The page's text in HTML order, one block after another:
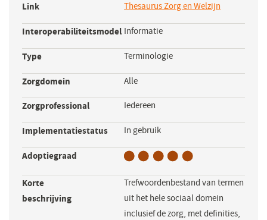
Link Thesaurus Zorg en Welzijn
in
Interoperabiliteitsmodel Informatie
Type Terminologie
Zorgdomein Alle
Zorgprofessional Iedereen
Implementatiestatus In gebruik
Adoptiegraad
Korte
beschrijving
Trefwoordenbestand van termen
uit het hele sociaal domein
inclusief de zorg, met definities,